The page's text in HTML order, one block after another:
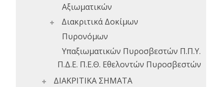
Αξιωματικών
Διακριτικά Δοκίμων
Πυρονόμων
Υπαξιωματικών Πυροσβεστών Π.Π.Υ.
Π.Δ.Ε. Π.Ε.Θ. Εθελοντών Πυροσβεστών
ΔΙΑΚΡΙΤΙΚΑ ΣΗΜΑΤΑ